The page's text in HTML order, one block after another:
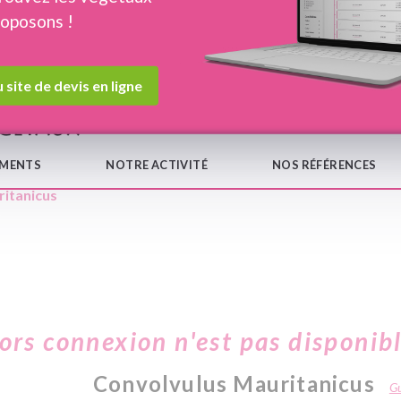
Devis en ligne
NOTRE ACTIVITÉ NOS RÉFÉRENCES
!
site de devis en ligne
connexion n'est pas
Convolvulus Mauritanicus